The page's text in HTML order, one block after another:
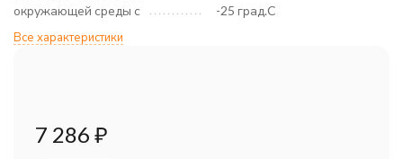
окружающей среды с
-25 град.C
Все характеристики
7 286 ₽